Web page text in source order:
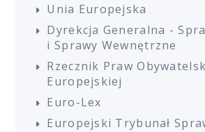
Unia Europejska
Dyrekcja Generalna -
i Sprawy Wewnętrzne
Rzecznik Praw
Europejskiej
Euro-Lex
Europejski Trybunał